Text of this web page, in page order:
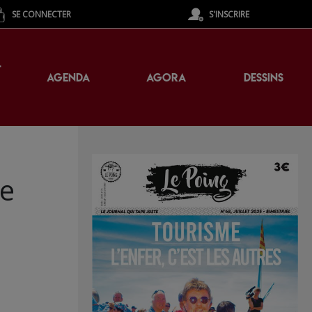
SE CONNECTER S'INSCRIRE
AGENDA AGORA DESSINS